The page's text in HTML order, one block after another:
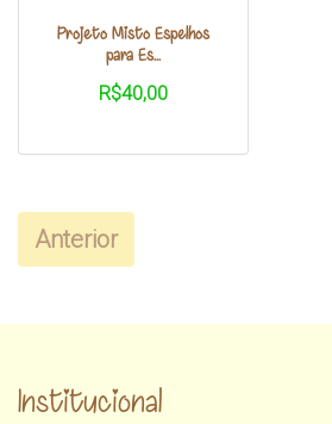
Projeto Misto Espelhos
para Es...
R$40,00
Anterior
Institucional